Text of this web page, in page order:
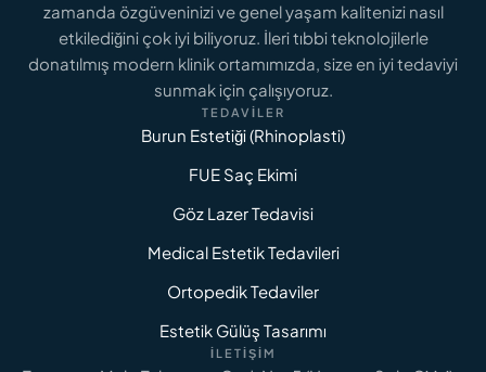
GENITAL ESTETIK FIYATLARI
Genital Estetik Fiyatları 2026: İstanbul İçin
Maliyet Analizi
DAHA FAZLASINI OKU
zamanda özgüveninizi ve genel yaşam kalitenizi nasıl
etkilediğini çok iyi biliyoruz. İleri tıbbi teknolojilerle
donatılmış modern klinik ortamımızda, size en iyi tedaviyi
sunmak için çalışıyoruz.
TEDAVILER
Burun Estetiği (Rhinoplasti)
FUE Saç Ekimi
Göz Lazer Tedavisi
Medical Estetik Tedavileri
Ortopedik Tedaviler
Estetik Gülüş Tasarımı
İLETIŞIM